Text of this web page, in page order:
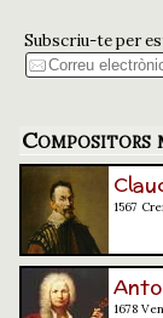
Subscriu-te per
Compositors
1567
1678